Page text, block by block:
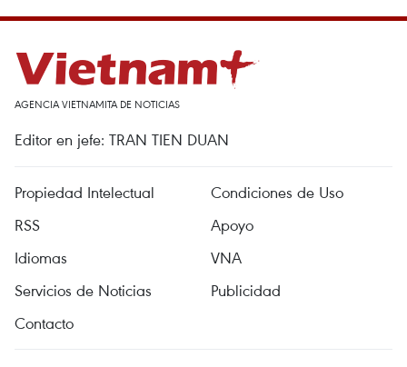
AGENCIA VIETNAMITA DE NOTICIAS
Editor en jefe: TRAN TIEN DUAN
Propiedad Intelectual
Condiciones de Uso
RSS
Apoyo
Idiomas
VNA
Servicios de Noticias
Publicidad
Contacto